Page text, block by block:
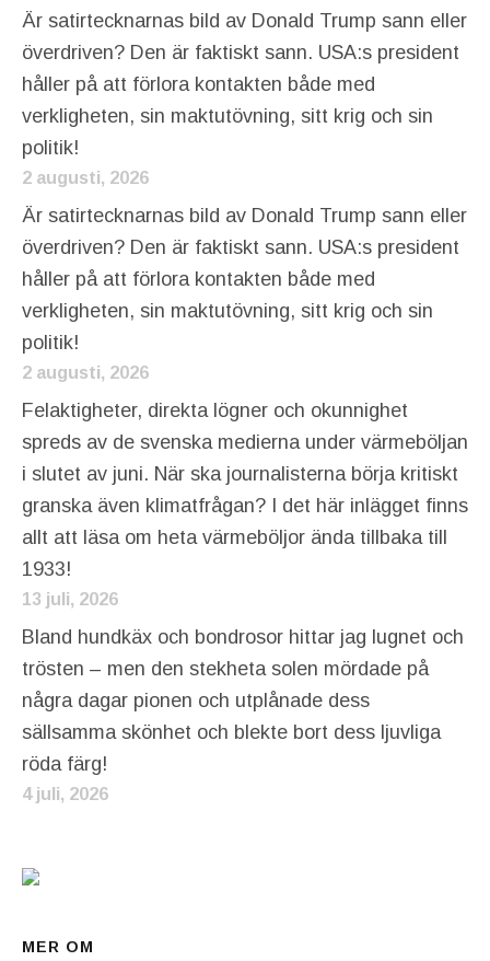
Är satirtecknarnas bild av Donald Trump sann eller
överdriven? Den är faktiskt sann. USA:s president
håller på att förlora kontakten både med
verkligheten, sin maktutövning, sitt krig och sin
politik!
2 augusti, 2026
Är satirtecknarnas bild av Donald Trump sann eller
överdriven? Den är faktiskt sann. USA:s president
håller på att förlora kontakten både med
verkligheten, sin maktutövning, sitt krig och sin
politik!
2 augusti, 2026
Felaktigheter, direkta lögner och okunnighet
spreds av de svenska medierna under värmeböljan
i slutet av juni. När ska journalisterna börja kritiskt
granska även klimatfrågan? I det här inlägget finns
allt att läsa om heta värmeböljor ända tillbaka till
1933!
13 juli, 2026
Bland hundkäx och bondrosor hittar jag lugnet och
trösten – men den stekheta solen mördade på
några dagar pionen och utplånade dess
sällsamma skönhet och blekte bort dess ljuvliga
röda färg!
4 juli, 2026
MER OM